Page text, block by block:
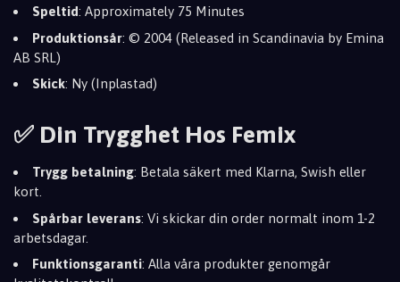
Speltid: Approximately 75 Minutes
Produktionsår: © 2004 (Released in Scandinavia by Emina
AB SRL)
Skick: Ny (Inplastad)
✅ Din Trygghet Hos Femix
Trygg betalning: Betala säkert med Klarna, Swish eller
kort.
Spårbar leverans: Vi skickar din order normalt inom 1-2
arbetsdagar.
Funktionsgaranti: Alla våra produkter genomgår